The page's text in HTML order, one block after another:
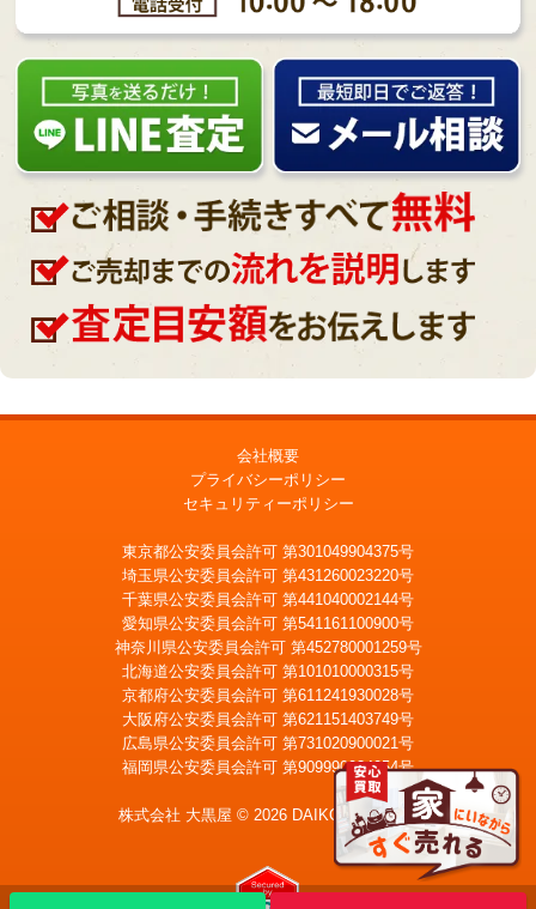
LINE査定 メール査定
宅配買取を申込む
会社概要
プライバシーポリシー
セキュリティーポリシー
東京都公安委員会許可 第301049904375号
埼玉県公安委員会許可 第431260023220号
千葉県公安委員会許可 第441040002144号
愛知県公安委員会許可 第541161100900号
神奈川県公安委員会許可 第452780001259号
北海道公安委員会許可 第101010000315号
京都府公安委員会許可 第611241930028号
大阪府公安委員会許可 第621151403749号
広島県公安委員会許可 第731020900021号
福岡県公安委員会許可 第909990034054号
株式会社 大黒屋 © 2026 DAIKOKUYA, Inc.